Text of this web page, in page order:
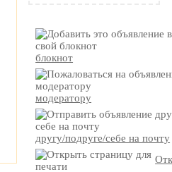
блокнот
модератору
другу/подруге/себе на почту